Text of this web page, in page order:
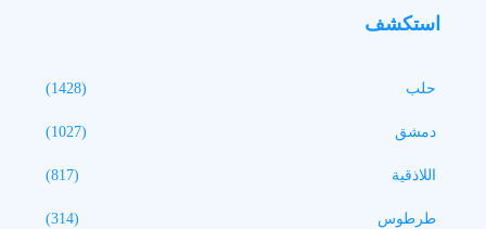
استكشف
حلب (1428)
دمشق (1027)
اللاذقية (817)
طرطوس (314)